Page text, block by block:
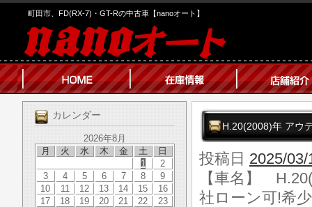
町田市、FD(RX-7)・GT-Rの中古車【nanoオート】
カレンダー
2026年8月
月
火 水 木 金 土 日
1
2
3
4 5 6 7 8
9
10
11 12 13 14 15
16
17
18 19 20 21 22
23
H.20(2008)年 アウ
投稿日 2025/03/
【車名】
社ローン可!希